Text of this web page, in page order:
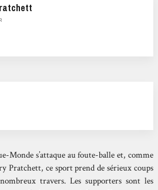
Monde s’attaque au foute-balle et, comme
Pratchett, ce sport prend de sérieux coups
travers. Les supporters sont les